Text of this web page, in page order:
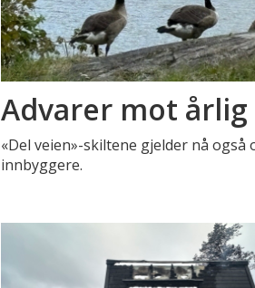
Advarer mot årlig
«Del veien»-skiltene gjelder nå
innbyggere.